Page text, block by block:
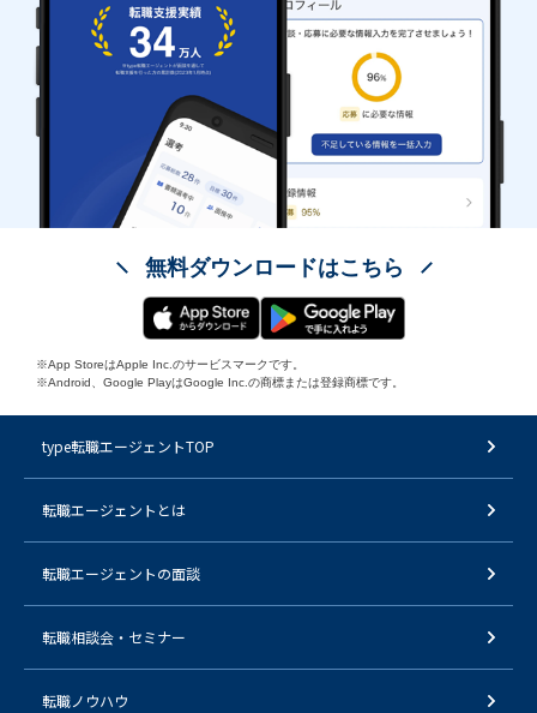
無料ダウンロードはこちら
※App StoreはApple Inc.のサービスマークです。
※Android、Google PlayはGoogle Inc.の商標または登録商標です。
type転職エージェントTOP
転職エージェントとは
転職エージェントの面談
転職相談会・セミナー
転職ノウハウ